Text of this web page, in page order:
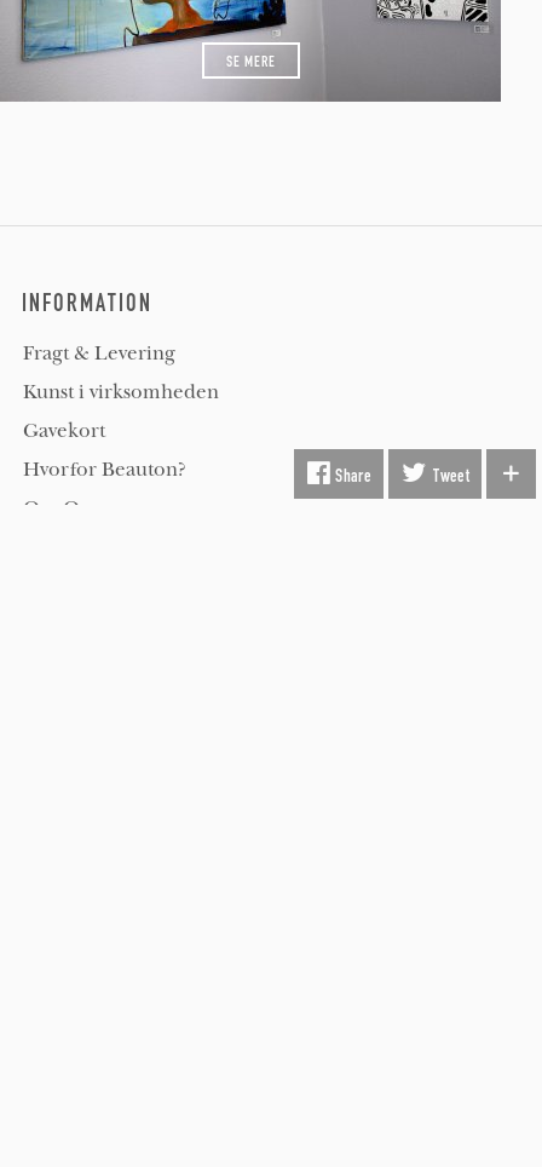
SE MERE
INFORMATION
Fragt & Levering
Kunst i virksomheden
Gavekort
Hvorfor Beauton?
Om Os
Share Tweet